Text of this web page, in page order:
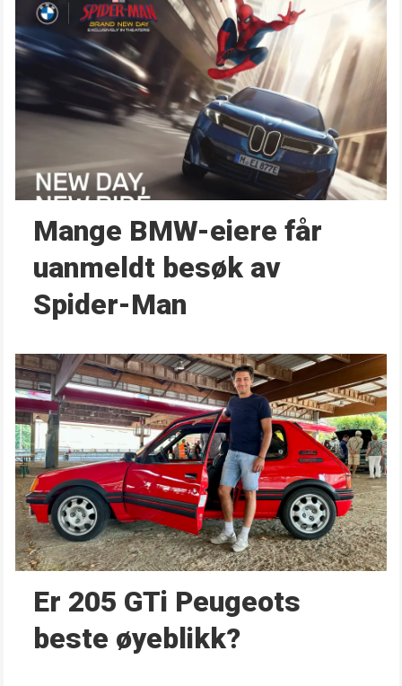
Mange BMW-eiere får
uanmeldt besøk av
Spider-Man
Er 205 GTi Peugeots
beste øyeblikk?